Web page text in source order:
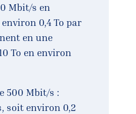
Mbit/s en
0,4 To par
en une
To en environ
500 Mbit/s :
soit environ 0,2